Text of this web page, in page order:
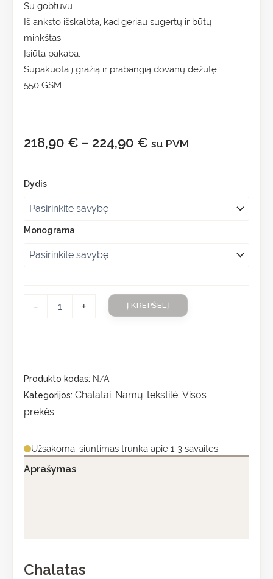
Su gobtuvu.
Iš anksto išskalbta, kad geriau sugertų ir būtų
minkštas.
Įsiūta pakaba.
Supakuota į gražią ir prabangią dovanų dėžutę.
550 GSM.
218,90 € – 224,90 € su PVM
Dydis
Monograma
- + Į KREPŠELĮ
Produkto kodas: N/A
Kategorijos: Chalatai, Namų tekstilė, Visos
prekės
Užsakoma, siuntimas trunka apie 1-3 savaites
Aprašymas
Chalatas